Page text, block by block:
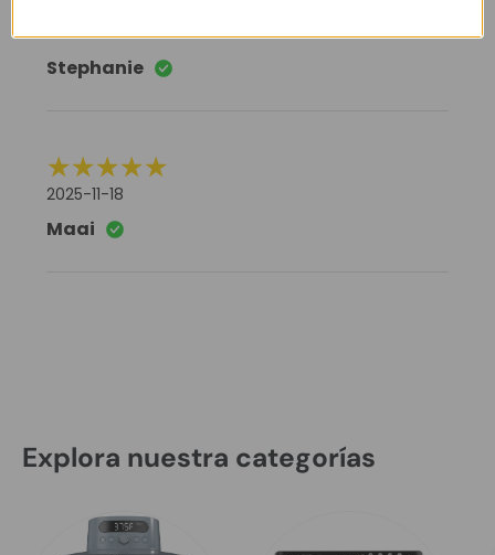
2026-02-14
Stephanie
2025-11-18
Maai
Explora nuestra categorías